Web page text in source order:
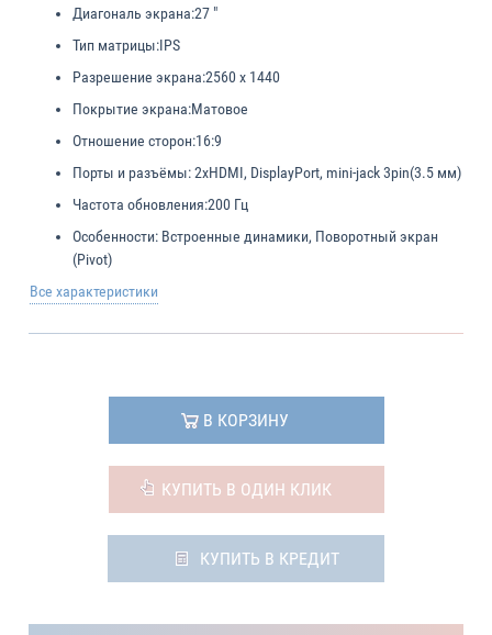
Диагональ экрана:27 "
Тип матрицы:IPS
Разрешение экрана:2560 x 1440
Покрытие экрана:Матовое
Отношение сторон:16:9
Порты и разъёмы:2xHDMI, DisplayPort, mini-jack 3pin(3.5 мм)
Частота обновления:200 Гц
Особенности: Встроенные динамики, Поворотный экран
(Pivot)
Все характеристики
В КОРЗИНУ
КУПИТЬ В ОДИН КЛИК
КУПИТЬ В КРЕДИТ